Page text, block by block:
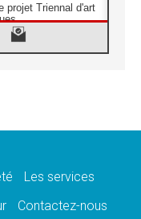
projet Triennal d'art
aux religieuses
nationale
Les services
Contactez-nous